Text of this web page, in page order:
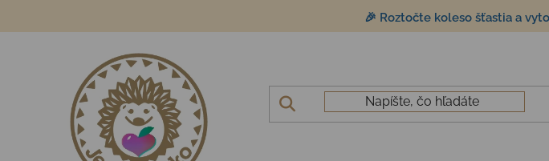
🎉 Roztočte koleso šťastia a